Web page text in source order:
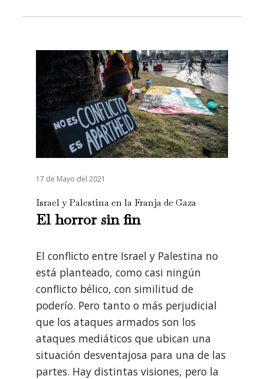
17 de Mayo del 2021
Israel y Palestina en la Franja de Gaza
El horror sin fin
El conflicto entre Israel y Palestina no
está planteado, como casi ningún
conflicto bélico, con similitud de
poderío. Pero tanto o más perjudicial
que los ataques armados son los
ataques mediáticos que ubican una
situación desventajosa para una de las
partes. Hay distintas visiones, pero la